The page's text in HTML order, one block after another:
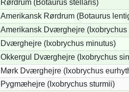
Rørdrum (Botaurus stellaris)
Amerikansk Rørdrum (Botaurus
Amerikansk Dværghejre (Ixobrychus
Dværghejre (Ixobrychus minutus)
Okkergul Dværghejre (Ixobrychus
Mørk Dværghejre (Ixobrychus
Pygmæhejre (Ixobrychus sturmii)